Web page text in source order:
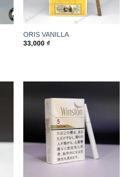
ORIS VANILLA
33,000 ₫